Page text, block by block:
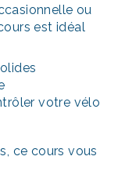
ou
est idéal
votre vélo
ce cours vous